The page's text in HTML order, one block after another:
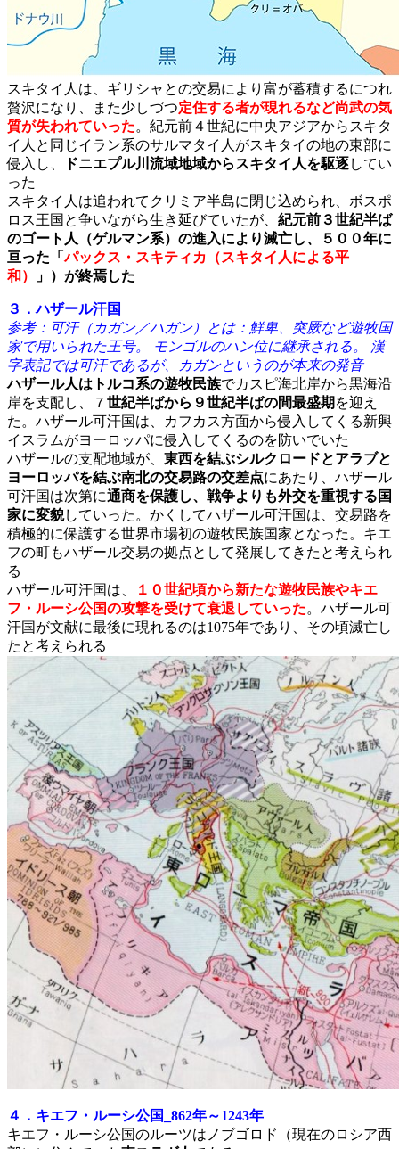
スキタイ人は、ギリシャとの交易により富が蓄積するにつれ
贅沢になり、また少しづつ定住する者が現れるなど尚武の気
質が失われていった。紀元前４世紀に中央アジアからスキタ
イ人と同じイラン系のサルマタイ人がスキタイの地の東部に
侵入し、
ドニエプル川流域地域からスキタイ人を駆逐 してい
った
スキタイ人は追われてクリミア半島に閉じ込められ、ボスポ
ロス王国と争いながら生き延びていたが、 紀元前３世紀半ば
のゴート人（ゲルマン系）の進入により滅亡し、５００年に
亘った「パックス・スキティカ（スキタイ人による平
和）
」）が終焉した
３．ハザール汗国
参考：可汗（カガン／ハガン）とは：鮮卑、突厥など遊牧国
家で用いられた王号。 モンゴルのハン位に継承される。 漢
字表記では可汗であるが、カガンというのが本来の発音
ハザール人はトルコ系の遊牧民族でカスピ海北岸から黒海沿
岸を支配し、７ 世紀半ばから９世紀半ばの間最盛期 を迎え
た。ハザール可汗国は、カフカス方面から侵入してくる新興
イスラムがヨーロッパに侵入してくるのを防いでいた
ハザールの支配地域が、 東西を結ぶシルクロードとアラブと
ヨーロッパを結ぶ南北の交易路の交差点にあたり、ハザール
可汗国は次第に通商を保護し、戦争よりも外交を重視する国
家に変貌していった。かくしてハザール可汗国は、交易路を
積極的に保護する世界市場初の遊牧民族国家となった。キエ
フの町もハザール交易の拠点として発展してきたと考えられ
る
ハザール可汗国は、
１０世紀頃から新たな遊牧民族やキエ
フ・ルーシ公国の攻撃を受けて衰退していった。ハザール可
汗国が文献に最後に現れるのは1075年であり、その頃滅亡し
たと考えられる
４．キエフ・ルーシ公国_862年～1243年
キエフ・ルーシ公国のルーツはノブゴロド（現在のロシア西